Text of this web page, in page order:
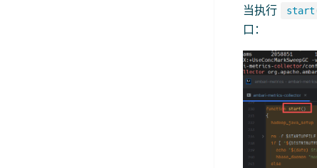
当执行
口：